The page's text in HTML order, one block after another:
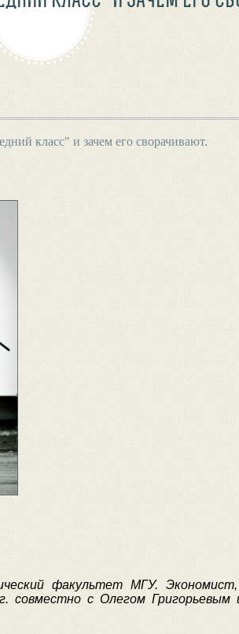
класс" и зачем его сворачивают.
факультет МГУ.
совместно с Олегом